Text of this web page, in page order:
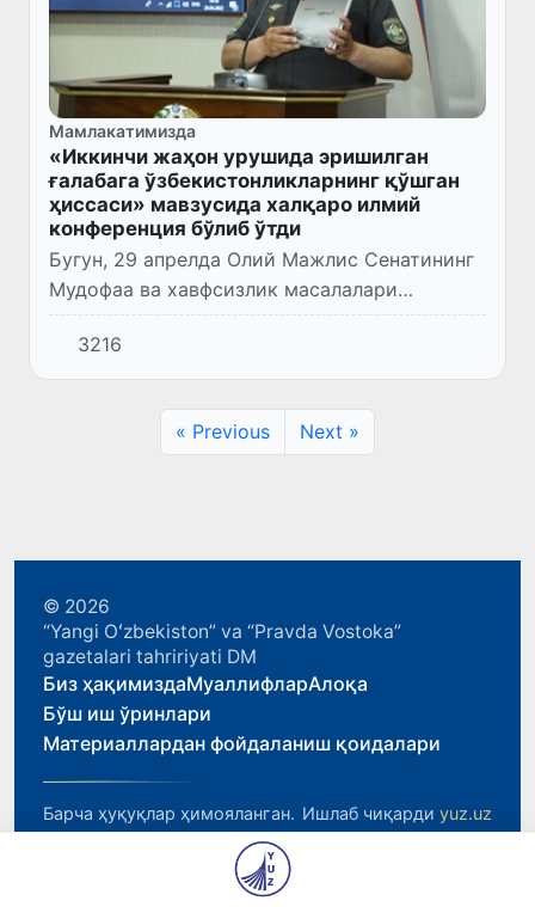
Мамлакатимизда
«Иккинчи жаҳон урушида эришилган
ғалабага ўзбекистонликларнинг қўшган
ҳиссаси» мавзусида халқаро илмий
конференция бўлиб ўтди
Бугун, 29 апрелда Олий Мажлис Сенатининг
Мудофаа ва хавфсизлик масалалари
қўмитаси ҳамда Мудофаа вазирлиги
ташаббуси «Иккинчи жаҳон урушида
эришилган ғалабага Ўзбекистонликларнинг...
3216
« Previous Next »
© 2026
“Yangi Oʻzbekiston” va “Pravda Vostoka”
gazetalari tahririyati DM
Биз ҳақимиздаМуаллифларАлоқа
Бўш иш ўринлари
Материаллардан фойдаланиш қоидалари
Барча ҳуқуқлар ҳимояланган. Ишлаб чиқарди yuz.uz